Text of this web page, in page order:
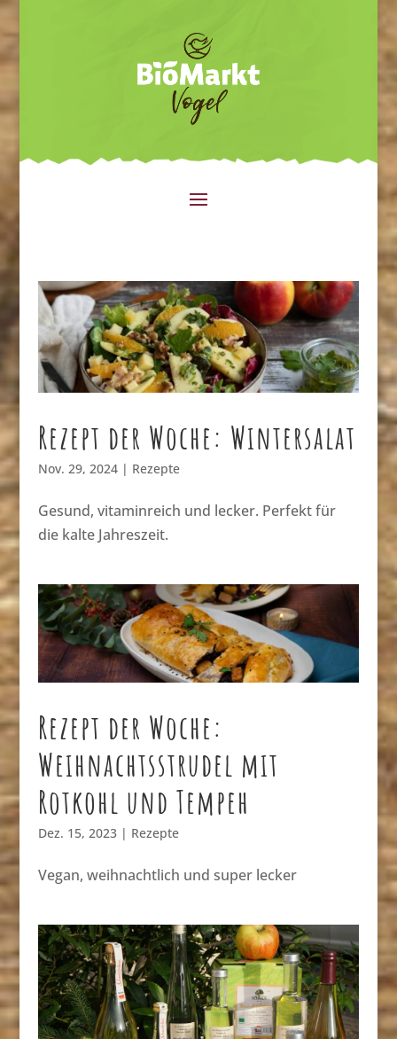
Rezept der Woche: Wintersalat
Nov. 29, 2024| Rezepte
Gesund, vitaminreich und lecker. Perfekt für
die kalte Jahreszeit.
Rezept der Woche:
Weihnachtsstrudel mit
Rotkohl und Tempeh
Dez. 15, 2023| Rezepte
Vegan, weihnachtlich und super lecker